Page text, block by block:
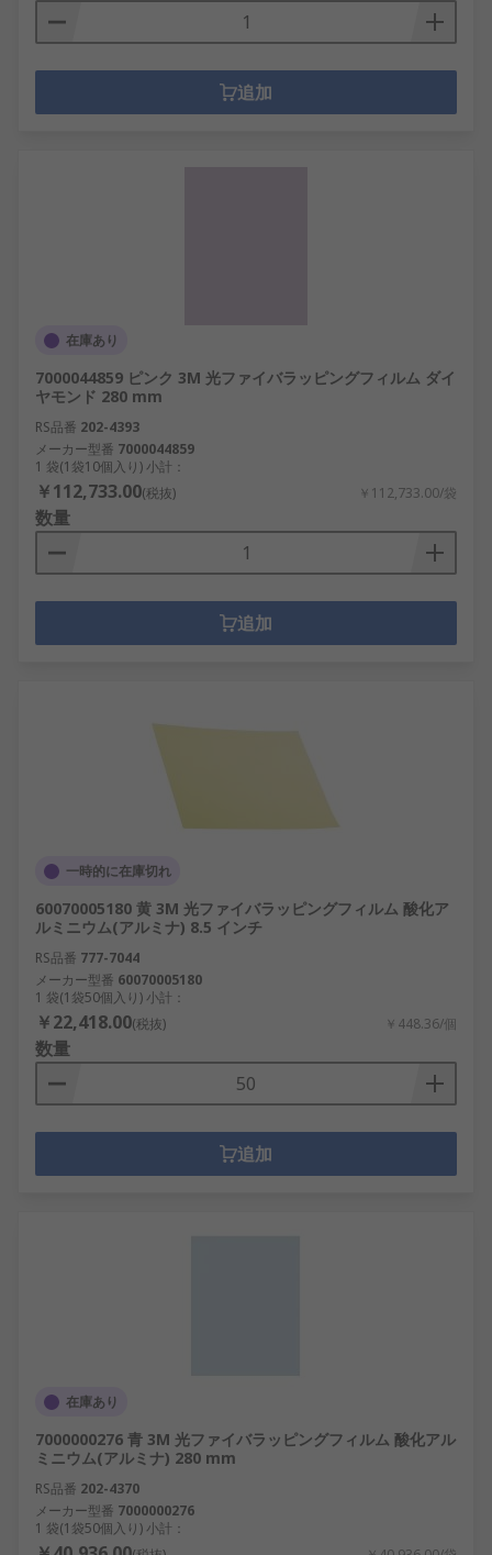
追加
在庫あり
7000044859 ピンク 3M 光ファイバラッピングフィルム ダイ
ヤモンド 280 mm
RS品番 202-4393
メーカー型番 7000044859
1 袋(1袋10個入り) 小計：
￥112,733.00(税抜) ￥112,733.00/袋
数量
追加
一時的に在庫切れ
60070005180 黄 3M 光ファイバラッピングフィルム 酸化ア
ルミニウム(アルミナ) 8.5 インチ
RS品番 777-7044
メーカー型番 60070005180
1 袋(1袋50個入り) 小計：
￥22,418.00(税抜) ￥448.36/個
数量
追加
在庫あり
7000000276 青 3M 光ファイバラッピングフィルム 酸化アル
ミニウム(アルミナ) 280 mm
RS品番 202-4370
メーカー型番 7000000276
1 袋(1袋50個入り) 小計：